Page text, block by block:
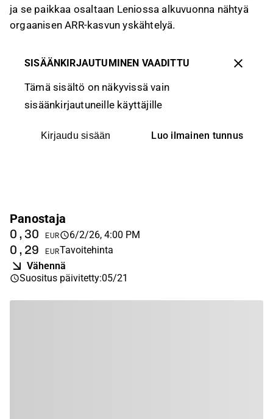
ja se paikkaa osaltaan Leniossa alkuvuonna nähtyä
orgaanisen ARR-kasvun yskähtelyä.
SISÄÄNKIRJAUTUMINEN VAADITTU
Tämä sisältö on näkyvissä vain
sisäänkirjautuneille käyttäjille
Kirjaudu sisään Luo ilmainen tunnus
Panostaja
0,30 EUR 6/2/26, 4:00 PM
0,29 EURTavoitehinta
Vähennä
Suositus päivitetty:05/21